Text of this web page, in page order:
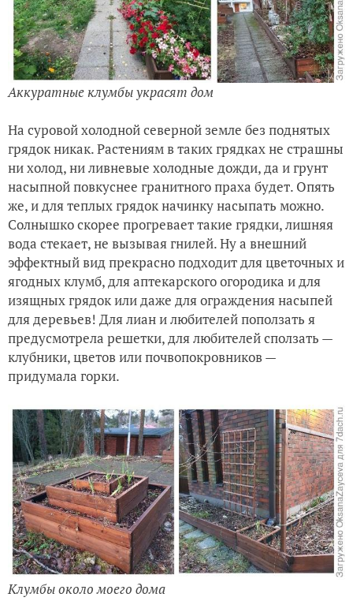
Аккуратные клумбы украсят дом
На суровой холодной северной земле без поднятых
грядок никак. Растениям в таких грядках не страшны
ни холод, ни ливневые холодные дожди, да и грунт
насыпной повкуснее гранитного праха будет. Опять
же, и для теплых грядок начинку насыпать можно.
Солнышко скорее прогревает такие грядки, лишняя
вода стекает, не вызывая гнилей. Ну а внешний
эффектный вид прекрасно подходит для цветочных и
ягодных клумб, для аптекарского огородика и для
изящных грядок или даже для ограждения насыпей
для деревьев! Для лиан и любителей поползать я
предусмотрела решетки, для любителей сползать —
клубники, цветов или почвопокровников —
придумала горки.
Клумбы около моего дома